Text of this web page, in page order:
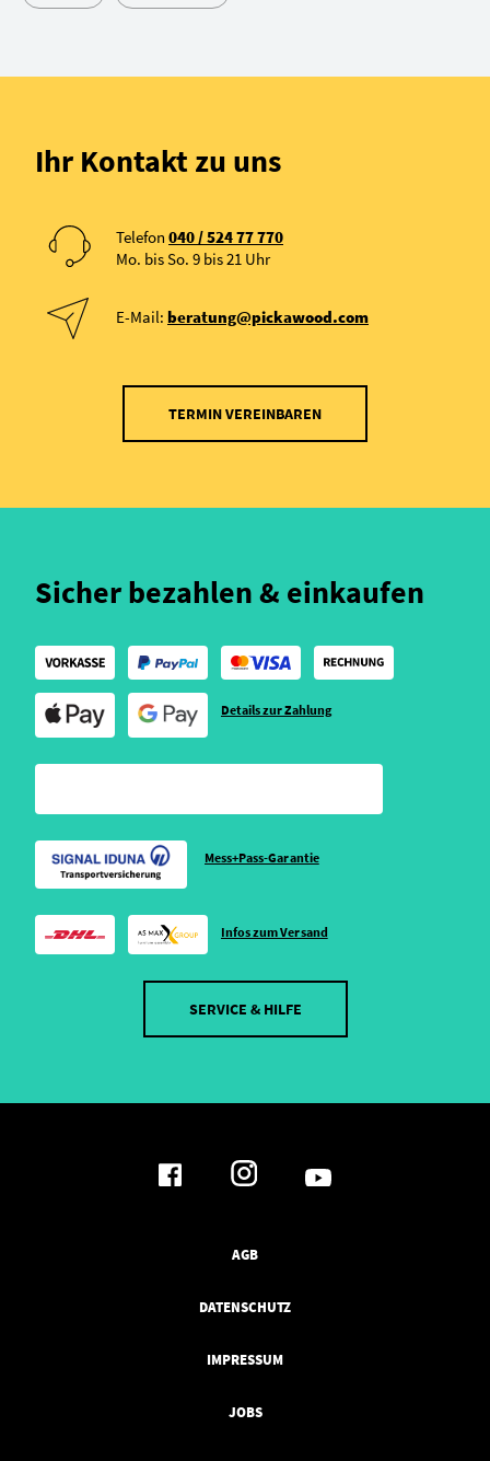
Ihr Kontakt zu uns
Telefon 040 / 524 77 770
Mo. bis So. 9 bis 21 Uhr
E-Mail: beratung@pickawood.com
TERMIN VEREINBAREN
Sicher bezahlen & einkaufen
Details zur Zahlung
Mess+Pass-Garantie
Infos zum Versand
SERVICE & HILFE
AGB
DATENSCHUTZ
IMPRESSUM
JOBS